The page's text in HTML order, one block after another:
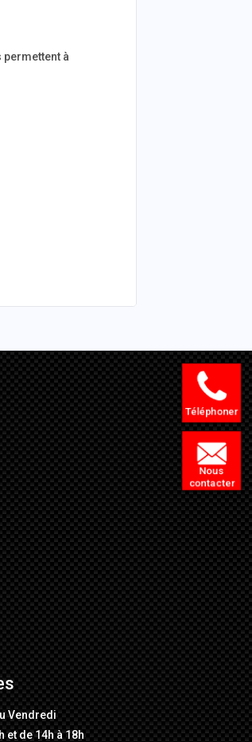
à
Vendredi
et de 14h à 18h
Téléphoner
Nous
contacter